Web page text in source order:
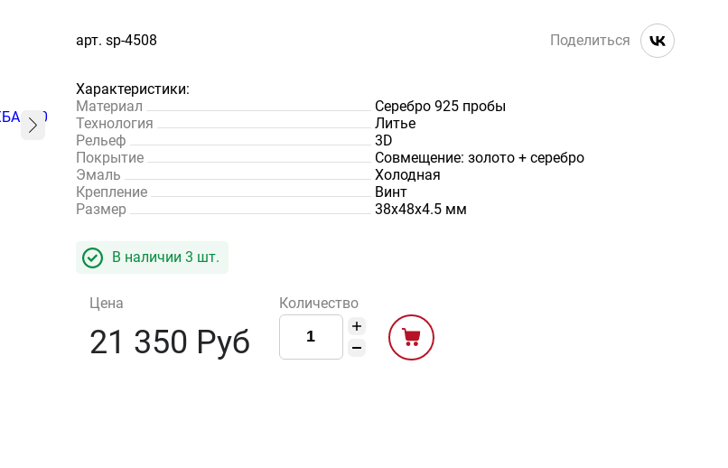
арт. sp-4508 Поделиться
Характеристики:
Материал
Серебро 925 пробы
Технология
Литье
Рельеф
3D
Покрытие
Совмещение: золото + серебро
Эмаль
Холодная
Крепление
Винт
Размер
38х48х4.5 мм
В наличии 3 шт.
Цена
21 350 Руб
Количество